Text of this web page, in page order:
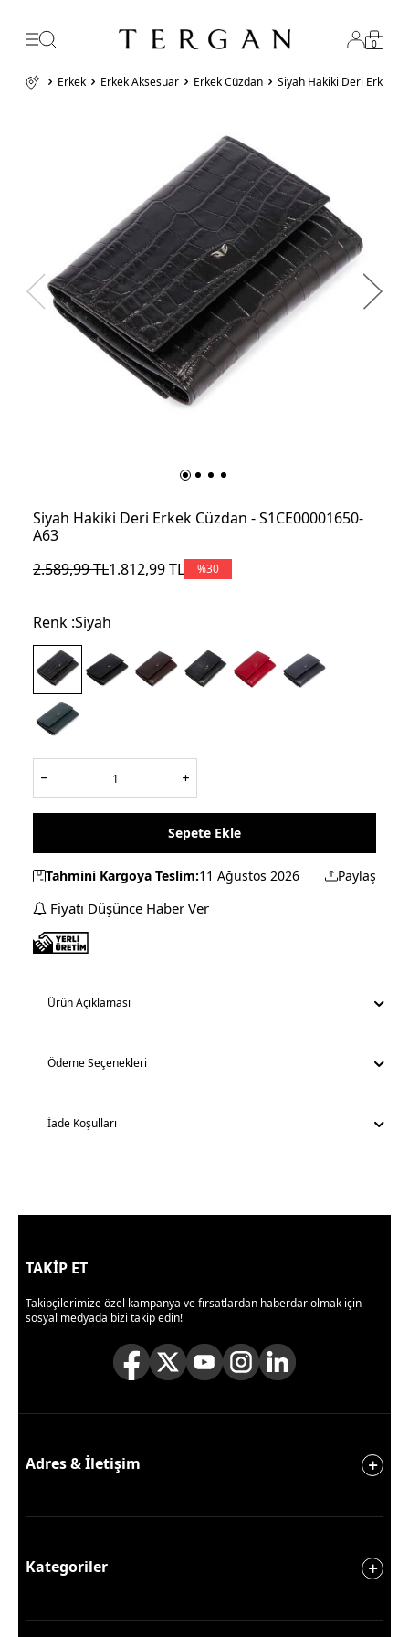
0
Erkek Erkek Aksesuar Erkek Cüzdan Siyah Hakiki Deri Erkek
Siyah Hakiki Deri Erkek Cüzdan - S1CE00001650-
A63
2.589,99TL1.812,99TL %30
Renk :Siyah
Sepete Ekle
Tahmini Kargoya Teslim:11 Ağustos 2026 Paylaş
Fiyatı Düşünce Haber Ver
Ürün Açıklaması
Ödeme Seçenekleri
İade Koşulları
TAKİP ET
Takipçilerimize özel kampanya ve fırsatlardan haberdar olmak için
sosyal medyada bizi takip edin!
Adres & İletişim
Kategoriler